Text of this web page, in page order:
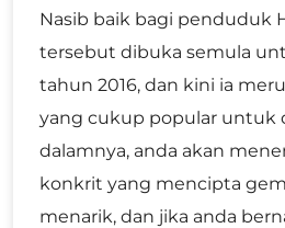
Nasib baik bagi penduduk
tersebut dibuka semula
tahun 2016, dan kini ia
yang cukup popular untuk
dalamnya, anda akan
konkrit yang mencipta
menarik, dan jika anda